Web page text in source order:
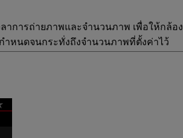
าการถ่ายภาพและจำนวนภาพ เพื่อให้กล้อง
หนดจนกระทั่งถึงจำนวนภาพที่ตั้งค่าไว้